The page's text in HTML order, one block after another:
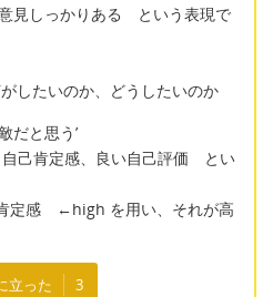
見しっかりある という表現で
したいのか、どうしたいのか
だと思う’
己肯定感、良い自己評価 とい
定感 ←high を用い、それが高
立った 3